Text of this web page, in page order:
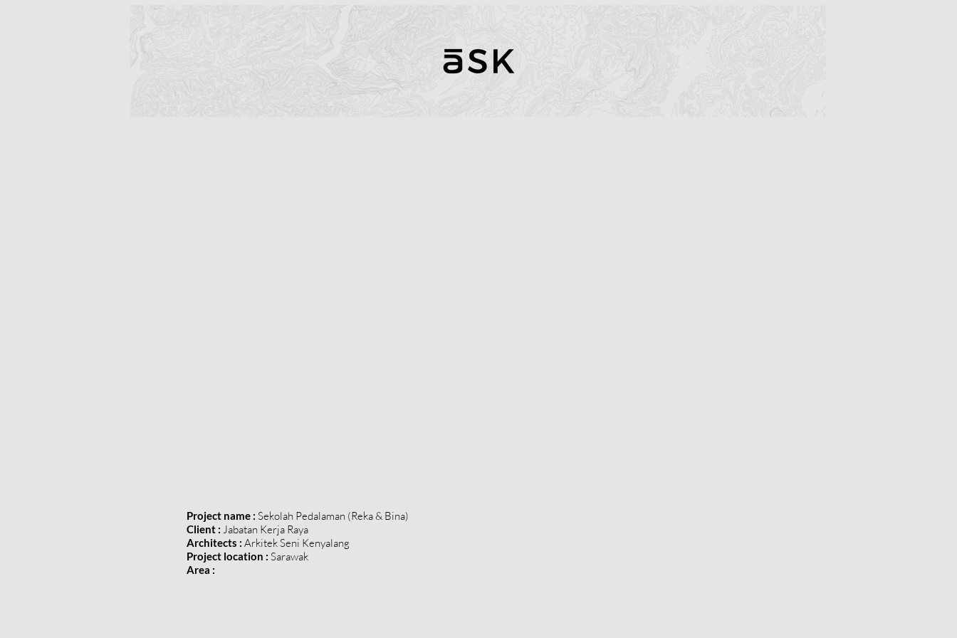
Project name : Sekolah Pedalaman (Reka & Bina)
Client : Jabatan Kerja Raya
Architects : Arkitek Seni Kenyalang
Project location : Sarawak
Area :